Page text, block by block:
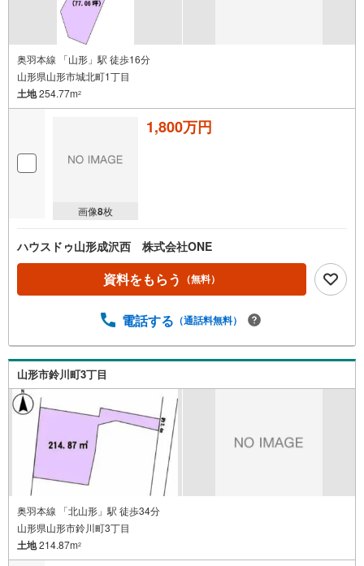
受
け
取
る
・
を
ジ
保
る
奥羽本線 「山形」駅 徒歩16分
山形県山形市城北町1丁目
土地254.77m2
画像8枚
1,800万円
ハウスドゥ山形成沢西 株式会社ONE
資料をもらう （無料）
電話する （通話料無料）
山形市鈴川町3丁目
奥羽本線 「北山形」駅 徒歩34分
山形県山形市鈴川町3丁目
土地214.87m2